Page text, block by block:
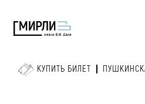
КУПИТЬ БИЛЕТ